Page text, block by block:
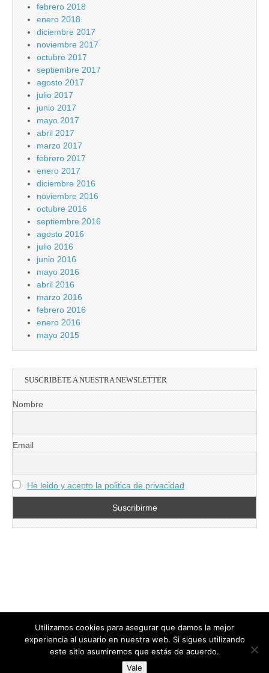
febrero 2018
enero 2018
diciembre 2017
noviembre 2017
octubre 2017
septiembre 2017
agosto 2017
julio 2017
junio 2017
mayo 2017
abril 2017
marzo 2017
febrero 2017
enero 2017
diciembre 2016
noviembre 2016
octubre 2016
septiembre 2016
agosto 2016
julio 2016
junio 2016
mayo 2016
abril 2016
marzo 2016
febrero 2016
enero 2016
mayo 2015
SUSCRIBETE A NUESTRA NEWSLETTER
Nombre
Email
He leido y acepto la politica de privacidad
directoresdeseguridad.es
Utilizamos cookies para asegurar que damos la mejor
experiencia al usuario en nuestra web. Si sigues utilizando
este sitio asumiremos que estás de acuerdo.
Vale